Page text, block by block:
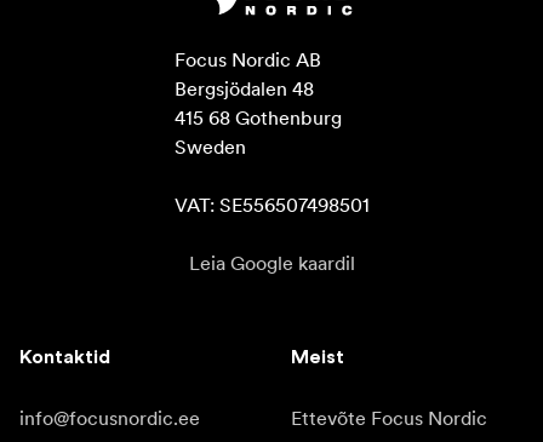
Focus Nordic AB
Bergsjödalen 48
415 68 Gothenburg
Sweden
VAT: SE556507498501
Leia Google kaardil
Kontaktid
info@focusnordic.ee
Meist
Ettevõte Focus Nordic